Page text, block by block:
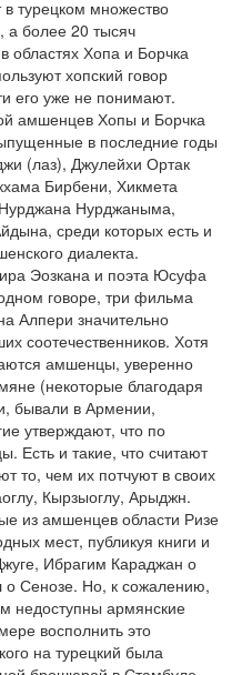
турецком множество
а более 20 тысяч
Хопа и Борчка
хопский говор
его уже не понимают.
амшенцев Хопы и Борчка
в последние годы
(лаз), Джулейхи Ортак
Бирбени, Хикмета
Нурджаныма,
среди которых есть и
диалекта.
Эозкана и поэта Юсуфа
говоре, три фильма
Алпери значительно
соотечественников. Хотя
амшенцы, уверенно
(некоторые благодаря
бывали в Армении,
утверждают, что по
Есть и такие, что считают
то, чем их потчуют в своих
Кырзыоглу, Арыджн.
из амшенцев области Ризе
мест, публикуя книги и
Ибрагим Караджан о
Сенозе. Но, к сожалению,
недоступны армянские
восполнить это
на турецкий была